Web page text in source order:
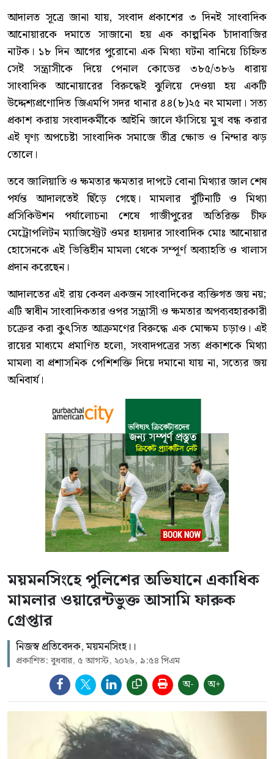
আদালত সূত্রে জানা যায়, সংবাদ প্রকাশের ৩ দিনই সাংবাদিক
আনোয়ারকে দমাতে সাজানো হয় এক কাল্পনিক চাঁদাবাজির
নাটক। ১৮ দিন আগের পুরোনো এক মিথ্যা ঘটনা বানিয়ে চিহ্নিত
সেই সন্ত্রাসীকে দিয়ে পেনাল কোডের ৩৮৫/৩৮৬ ধারায়
সাংবাদিক আনোয়ারের বিরুদ্ধেই ঝুলিয়ে দেওয়া হয় একটি
উদ্দেশ্যপ্রণোদিত জিএমপি সদর থানার ৪৪(৮)২৫ নং মামলা। সত্য
প্রকাশ করায় সংবাদকর্মীকে আইনি জালে ফাঁসিয়ে মুখ বন্ধ করার
এই ঘৃণ্য অপচেষ্টা সাংবাদিক সমাজে তীব্র ক্ষোভ ও নিন্দার ঝড়
তোলে।
তবে জালিয়াতি ও ক্ষমতার ক্ষমতার দাপটে বোনা মিথ্যার জাল শেষ
পর্যন্ত আদালতেই ছিঁড়ে গেছে। মামলার খুঁটিনাটি ও মিথ্যা
প্রসিকিউশন পর্যালোচনা শেষে গাজীপুরের অতিরিক্ত চীফ
মেট্রোপলিটন ম্যাজিস্ট্রেট ওমর হায়দার সাংবাদিক মোঃ আনোয়ার
হোসেনকে এই ভিত্তিহীন মামলা থেকে সম্পূর্ণ অব্যাহতি ও খালাস
প্রদান করেছেন।
আদালতের এই রায় কেবল একজন সাংবাদিকের ব্যক্তিগত জয় নয়;
এটি স্বাধীন সাংবাদিকতার ওপর সন্ত্রাসী ও ক্ষমতার অপব্যবহারকারী
চক্রের করা কুৎসিত আক্রমণের বিরুদ্ধে এক মোক্ষম চড়াও। এই
রায়ের মাধ্যমে প্রমাণিত হলো, সংবাদপত্রের সত্য প্রকাশকে মিথ্যা
মামলা বা প্রশাসনিক পেশিশক্তি দিয়ে দমানো যায় না, সত্যের জয়
অনিবার্য।
ময়মনসিংহে পুলিশের অভিযানে একাধিক
মামলার ওয়ারেন্টভুক্ত আসামি ফারুক
গ্রেপ্তার
নিজস্ব প্রতিবেদক, ময়মনসিংহ।।
প্রকাশিত: বুধবার, ৫ আগস্ট, ২০২৬, ৯:৫৪ পিএম
অ- অ+